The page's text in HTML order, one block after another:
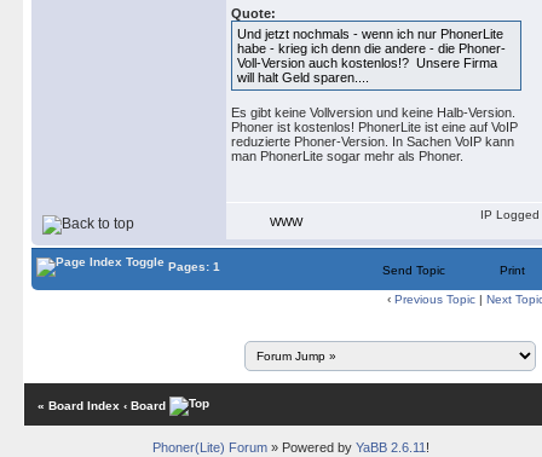
Quote:
Und jetzt nochmals - wenn ich nur PhonerLite
habe - krieg ich denn die andere - die Phoner-
Voll-Version auch kostenlos!? Unsere Firma
will halt Geld sparen....
Es gibt keine Vollversion und keine Halb-Version.
Phoner ist kostenlos! PhonerLite ist eine auf VoIP
reduzierte Phoner-Version. In Sachen VoIP kann
man PhonerLite sogar mehr als Phoner.
WWW
IP Logged
Pages: 1 Send Topic Print
‹ Previous Topic | Next
« Board Index ‹ Board
Phoner(Lite) Forum» Powered by YaBB 2.6.11 !